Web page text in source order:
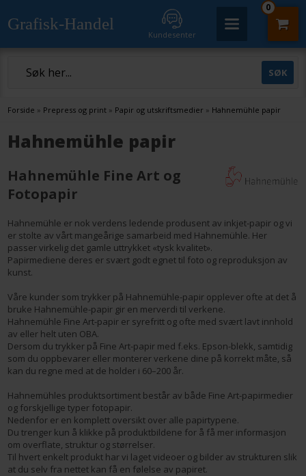
Grafisk-Handel
Kundesenter
0
Forside » Prepress og print » Papir og utskriftsmedier » Hahnemühle papir
Hahnemühle papir
Hahnemühle Fine Art og
Fotopapir
Hahnemühle er nok verdens ledende produsent av inkjet-papir og vi
er stolte av vårt mangeårige samarbeid med Hahnemühle. Her
passer virkelig det gamle uttrykket «tysk kvalitet».
Papirmediene deres er svært godt egnet til foto og reproduksjon av
kunst.
Våre kunder som trykker på Hahnemühle-papir opplever ofte at det å
bruke Hahnemühle-papir gir en merverdi til verkene.
Hahnemühle Fine Art-papir er syrefritt og ofte med svært lavt innhold
av eller helt uten OBA.
Dersom du trykker på Fine Art-papir med f.eks. Epson-blekk, samtidig
som du oppbevarer eller monterer verkene dine på korrekt måte, så
kan du regne med at de holder i 60–200 år.
Hahnemühles produktsortiment består av både Fine Art-papirmedier
og forskjellige typer fotopapir.
Nedenfor er en komplett oversikt over alle papirtypene.
Du trenger kun å klikke på produktbildene for å få mer informasjon
om overflate, struktur og størrelser.
Til hvert enkelt produkt har vi laget videoer og bilder av strukturen slik
at du selv fra nettet kan få en følelse av papiret.